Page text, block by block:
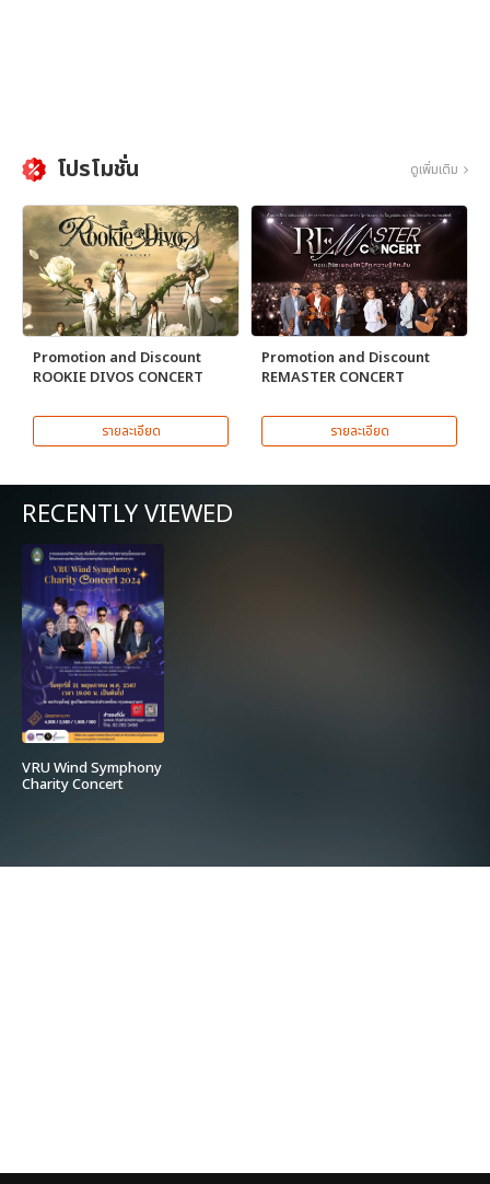
โปรโมชั่น ดูเพิ่มเติม
Promotion and Discount
ROOKIE DIVOS CONCERT
รายละเอียด
Promotion and Discount
REMASTER CONCERT
รายละเอียด
RECENTLY VIEWED
VRU Wind Symphony
Charity Concert